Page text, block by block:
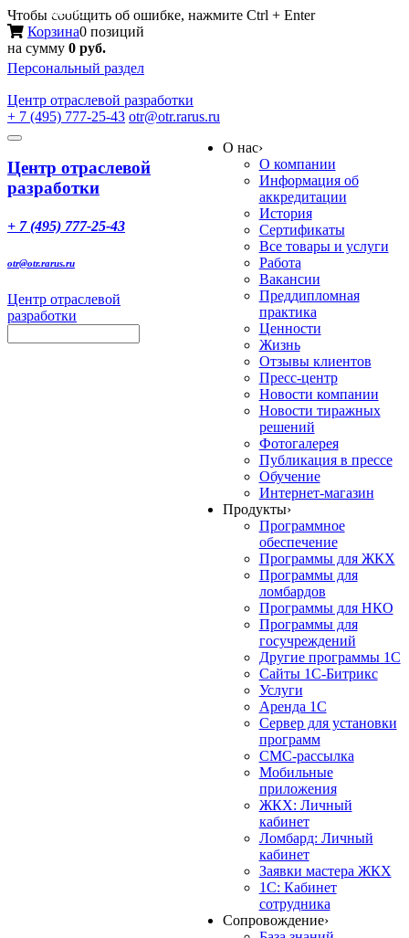
Чтобы сообщить об ошибке, нажмите Ctrl + Enter
Корзина0 позиций
на сумму 0 руб.
Персональный раздел
Центр отраслевой разработки
+ 7 (495) 777-25-43 otr@otr.rarus.ru
Toggle
Меню
Центр отраслевой
разработки
+ 7 (495) 777-25-43
otr@otr.rarus.ru
Центр отраслевой
разработки
О нас›
О компании
Информация об
аккредитации
История
Сертификаты
Все товары и услуги
Работа
Вакансии
Преддипломная
практика
Ценности
Жизнь
Отзывы клиентов
Пресс-центр
Новости компании
Новости тиражных
решений
Фотогалерея
Публикация в прессе
Обучение
Интернет-магазин
Продукты›
Программное
обеспечение
Программы для ЖКХ
Программы для
ломбардов
Программы для НКО
Программы для
госучреждений
Другие программы 1С
Сайты 1С-Битрикс
Услуги
Аренда 1С
Сервер для установки
программ
СМС-рассылка
Мобильные
приложения
ЖКХ: Личный
кабинет
Ломбард: Личный
кабинет
Заявки мастера ЖКХ
1С: Кабинет
сотрудника
Сопровождение›